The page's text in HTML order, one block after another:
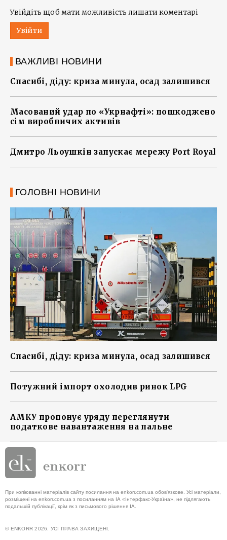
Увійдіть щоб мати можливість лишати коментарі
Увійти
ВАЖЛИВІ НОВИНИ
Спасибі, діду: криза минула, осад залишився
Масований удар по «Укрнафті»: пошкоджено
сім виробничих активів
Дмитро Льоушкін запускає мережу Port Royal
ГОЛОВНІ НОВИНИ
Спасибі, діду: криза минула, осад залишився
Потужний імпорт охолодив ринок LPG
АМКУ пропонує уряду переглянути
податкове навантаження на пальне
При копіюванні матеріалів сайту посилання на enkorr.com.ua обов'язкове. Усі матеріали,
розміщені на enkorr.com.ua з посиланням на ІА «Інтерфакс-Україна», не підлягають
подальшій публікації, крім як з письмового рішення ІА.
© ENKORR 2026. УСІ ПРАВА ЗАХИЩЕНІ.